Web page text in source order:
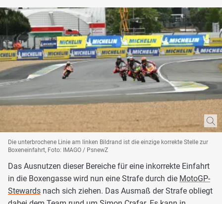
Die unterbrochene Linie am linken Bildrand ist die einzige korrekte Stelle zur
Boxeneinfahrt, Foto: IMAGO / PsnewZ
Das Ausnutzen dieser Bereiche für eine inkorrekte Einfahrt
in die Boxengasse wird nun eine Strafe durch die MotoGP-
Stewards nach sich ziehen. Das Ausmaß der Strafe obliegt